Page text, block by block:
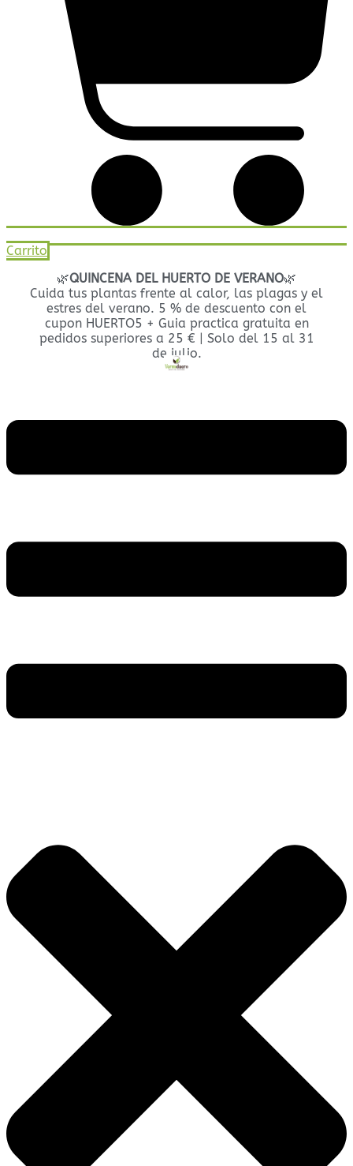
Carrito
🌿QUINCENA DEL HUERTO DE VERANO🌿
Cuida tus plantas frente al calor, las plagas y el
estres del verano. 5 % de descuento con el
cupon HUERTO5 + Guia practica gratuita en
pedidos superiores a 25 € | Solo del 15 al 31
de julio.